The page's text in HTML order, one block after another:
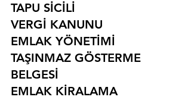
TAPU SİCİLİ
VERGİ KANUNU
EMLAK YÖNETİMİ
TAŞINMAZ GÖSTERME
BELGESİ
EMLAK KİRALAMA